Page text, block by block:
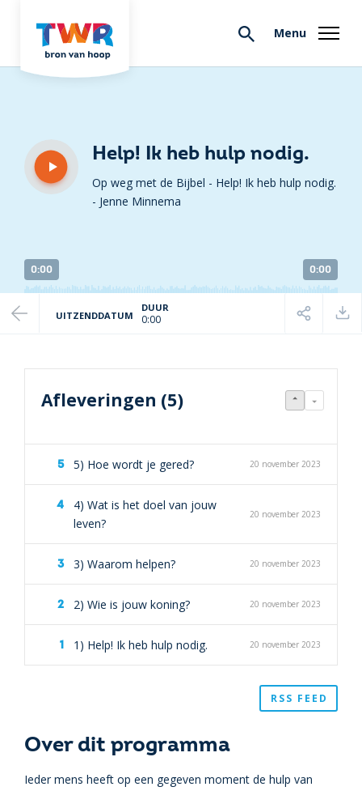
Menu
Help! Ik heb hulp nodig.
Op weg met de Bijbel - Help! Ik heb hulp nodig.
- Jenne Minnema
0:00 0:00
UITZENDDATUM
DUUR
0:00
Afleveringen (5)
5) Hoe wordt je gered? 20 november 2023
4) Wat is het doel van jouw
leven?
20 november 2023
3) Waarom helpen? 20 november 2023
2) Wie is jouw koning? 20 november 2023
1) Help! Ik heb hulp nodig. 20 november 2023
RSS FEED
Over dit programma
Ieder mens heeft op een gegeven moment de hulp van